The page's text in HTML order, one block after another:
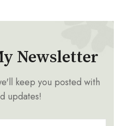
Newsletter
keep you posted with
updates!